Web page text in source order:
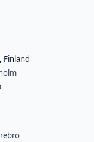
Finland